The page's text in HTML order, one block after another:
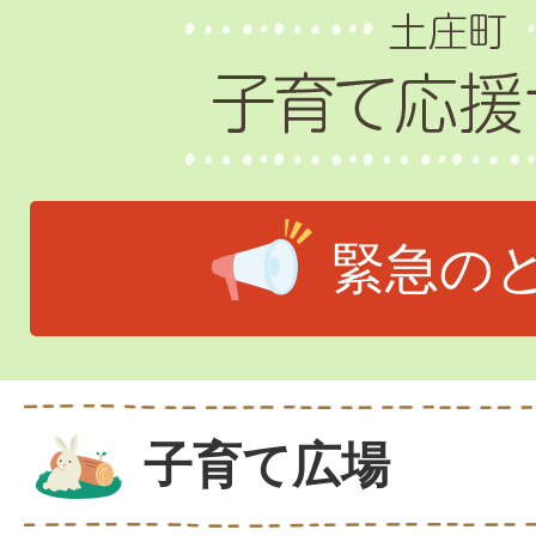
緊急の
子育て広場